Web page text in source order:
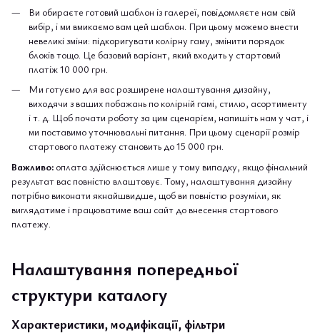
Ви обираєте готовий шаблон із галереї, повідомляєте нам свій
вибір, і ми вмикаємо вам цей шаблон. При цьому можемо внести
невеликі зміни: підкоригувати колірну гаму, змінити порядок
блоків тощо. Це базовий варіант, який входить у стартовий
платіж 10 000 грн.
Ми готуємо для вас розширене налаштування дизайну,
виходячи з ваших побажань по колірній гамі, стилю, асортименту
і т. д. Щоб почати роботу за цим сценарієм, напишіть нам у чат, і
ми поставимо уточнювальні питання. При цьому сценарії розмір
стартового платежу становить до 15 000 грн.
Важливо: оплата здійснюється лише у тому випадку, якщо фінальний
результат вас повністю влаштовує. Тому, налаштування дизайну
потрібно виконати якнайшвидше, щоб ви повністю розуміли, як
виглядатиме і працюватиме ваш сайт до внесення стартового
платежу.
Налаштування попередньої
структури каталогу
Характеристики, модифікації, фільтри